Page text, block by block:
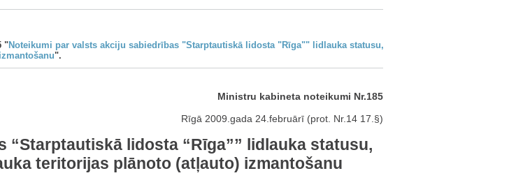
"Noteikumi par valsts akciju sabiedrības "Starptautiskā lidosta "Rīga"" lidlauka statusu,
".
Ministru kabineta noteikumi Nr.185
Rīgā 2009.gada 24.februārī (prot. Nr.14 17.§)
lidosta “Rīga”” lidlauka statusu,
teritorijas plānoto (atļauto) izmantošanu